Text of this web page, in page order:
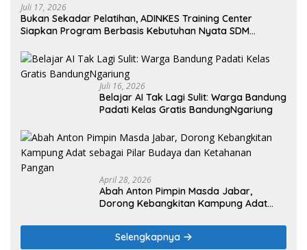
Juli 17, 2026
Bukan Sekadar Pelatihan, ADINKES Training Center
Siapkan Program Berbasis Kebutuhan Nyata SDM
Juli 16, 2026
Belajar AI Tak Lagi Sulit: Warga Bandung
Padati Kelas Gratis BandungNgariung
April 28, 2026
Abah Anton Pimpin Masda Jabar,
Dorong Kebangkitan Kampung Adat
Pangan
Selengkapnya